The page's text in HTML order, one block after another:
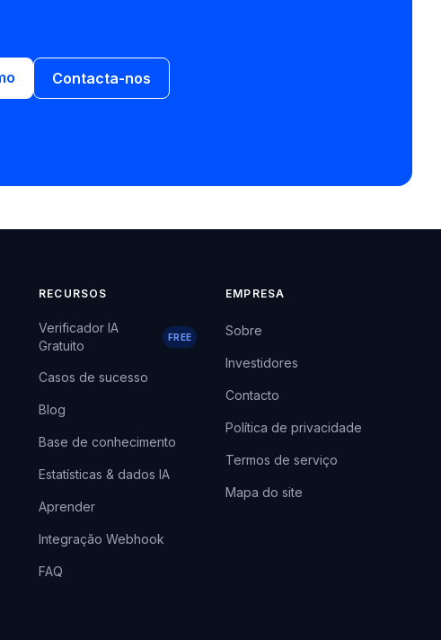
Contacta-nos
RECURSOS
Verificador IA
Gratuito
FREE
Casos de sucesso
Blog
Base de conhecimento
Estatísticas & dados IA
Aprender
Integração Webhook
FAQ
EMPRESA
Sobre
Investidores
Contacto
Política de privacidade
Termos de serviço
Mapa do site